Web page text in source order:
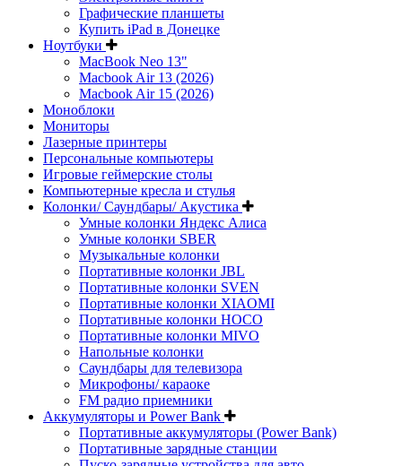
Графические планшеты
Купить iPad в Донецке
Ноутбуки
MacBook Neo 13"
Macbook Air 13 (2026)
Macbook Air 15 (2026)
Моноблоки
Мониторы
Лазерные принтеры
Персональные компьютеры
Игровые геймерские столы
Компьютерные кресла и стулья
Колонки/ Саундбары/ Акустика
Умные колонки Яндекс Алиса
Умные колонки SBER
Музыкальные колонки
Портативные колонки JBL
Портативные колонки SVEN
Портативные колонки XIAOMI
Портативные колонки HOCO
Портативные колонки MIVO
Напольные колонки
Саундбары для телевизора
Микрофоны/ караоке
FM радио приемники
Аккумуляторы и Power Bank
Портативные аккумуляторы (Power Bank)
Портативные зарядные станции